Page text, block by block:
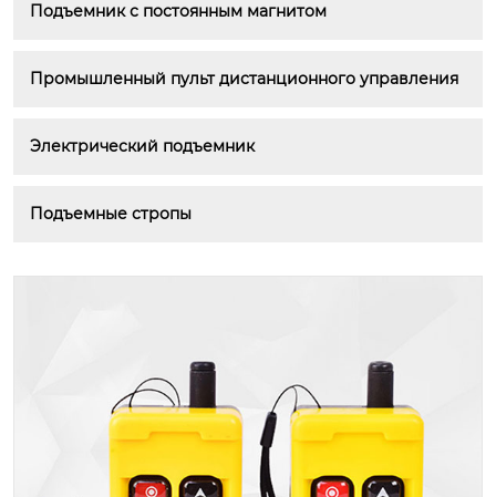
Подъемник с постоянным магнитом
Промышленный пульт дистанционного управления
Электрический подъемник
Подъемные стропы